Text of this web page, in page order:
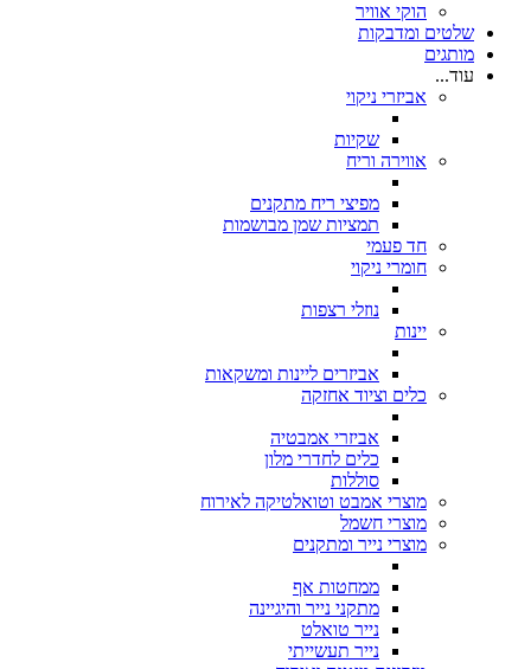
הוקי אוויר
שלטים ומדבקות
מותגים
עוד...
אביזרי ניקוי
שקיות
אווירה וריח
מפיצי ריח מתקנים
תמציות שמן מבושמות
חד פעמי
חומרי ניקוי
נוזלי רצפות
יינות
אביזרים ליינות ומשקאות
כלים וציוד אחזקה
אביזרי אמבטיה
כלים לחדרי מלון
סוללות
מוצרי אמבט וטואלטיקה לאירוח
מוצרי חשמל
מוצרי נייר ומתקנים
ממחטות אף
מתקני נייר והיגיינה
נייר טואלט
נייר תעשייתי